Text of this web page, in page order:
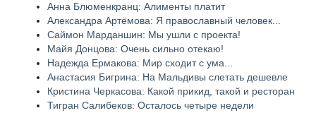
Анна Блюменкранц: Алименты платит
Александра Артёмова: Я православный человек...
Саймон Марданшин: Мы ушли с проекта!
Майя Донцова: Очень сильно отекаю!
Надежда Ермакова: Мир сходит с ума...
Анастасия Бигрина: На Мальдивы слетать дешевле
Кристина Черкасова: Какой прикид, такой и ресторан
Тигран Салибеков: Осталось четыре недели